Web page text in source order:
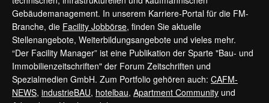
Gebäudemanagement. In unserem Karriere-Portal für die FM-
Branche, die Facility Jobbörse, finden Sie aktuelle
Stellenangebote, Weiterbildungsangebote und vieles mehr.
“Der Facility Manager” ist eine Publikation der Sparte "Bau- und
Immobilienzeitschriften" der Forum Zeitschriften und
Spezialmedien GmbH. Zum Portfolio gehören auch: CAFM-
NEWS, industrieBAU, hotelbau, Apartment Community und